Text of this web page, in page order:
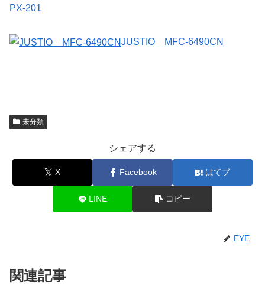
PX-201
JUSTIO MFC-6490CN
未分類
シェアする
X Facebook はてブ
LINE コピー
EYE
関連記事